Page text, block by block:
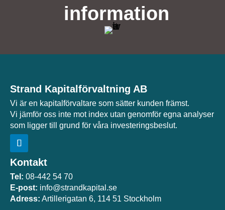
information
Strand Kapitalförvaltning AB
Vi är en kapitalförvaltare som sätter kunden främst.
Vi jämför oss inte mot index utan genomför egna analyser
som ligger till grund för våra investeringsbeslut.
Kontakt
Tel: 08-442 54 70
E-post: info@strandkapital.se
Adress: Artillerigatan 6, 114 51 Stockholm